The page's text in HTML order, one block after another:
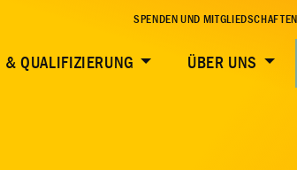
SPENDEN UND MITGLIEDSCHAFTEN
& QUALIFIZIERUNG ÜBER UNS